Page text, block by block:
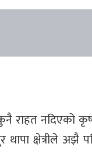
राहत नदिएको
क्षेत्रीले अझै